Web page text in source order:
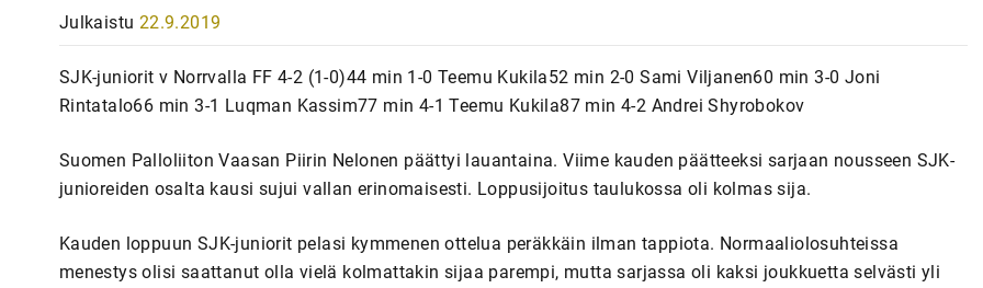
Julkaistu 22.9.2019
SJK-juniorit v Norrvalla FF 4-2 (1-0)44 min 1-0 Teemu Kukila52 min 2-0 Sami Viljanen60 min 3-0 Joni
Rintatalo66 min 3-1 Luqman Kassim77 min 4-1 Teemu Kukila87 min 4-2 Andrei Shyrobokov
Suomen Palloliiton Vaasan Piirin Nelonen päättyi lauantaina. Viime kauden päätteeksi sarjaan nousseen SJK-
junioreiden osalta kausi sujui vallan erinomaisesti. Loppusijoitus taulukossa oli kolmas sija.
Kauden loppuun SJK-juniorit pelasi kymmenen ottelua peräkkäin ilman tappiota. Normaaliolosuhteissa
menestys olisi saattanut olla vielä kolmattakin sijaa parempi, mutta sarjassa oli kaksi joukkuetta selvästi yli